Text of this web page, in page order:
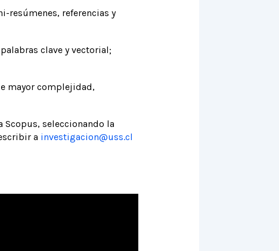
resúmenes, referencias y
clave y vectorial;
mayor complejidad,
seleccionando la
a investigacion@uss.cl